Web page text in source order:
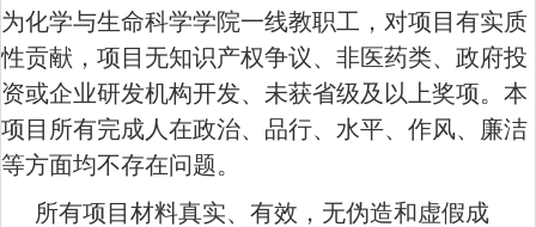
为化学与生命科学学院一线教职工，对项目有实质
性贡献，项目无知识产权争议、非医药类、政府投
资或企业研发机构开发、未获省级及以上奖项。 本
项目所有完成人在政治、品行、水平、作风、廉洁
等方面均不存在问题。
所有项目材料真实、有效，无伪造和虚假成